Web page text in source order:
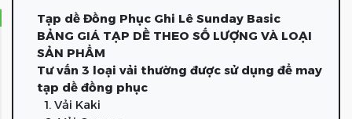
Tạp dề Đồng Phục Ghi Lê Sunday Basic
BẢNG GIÁ TẠP DỀ THEO SỐ LƯỢNG VÀ LOẠI
SẢN PHẨM
Tư vấn 3 loại vải thường được sử dụng để may
tạp dề đồng phục
1. Vải Kaki